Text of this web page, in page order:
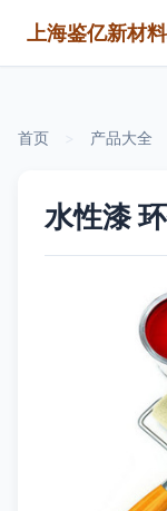
首页 产品大全
水性漆